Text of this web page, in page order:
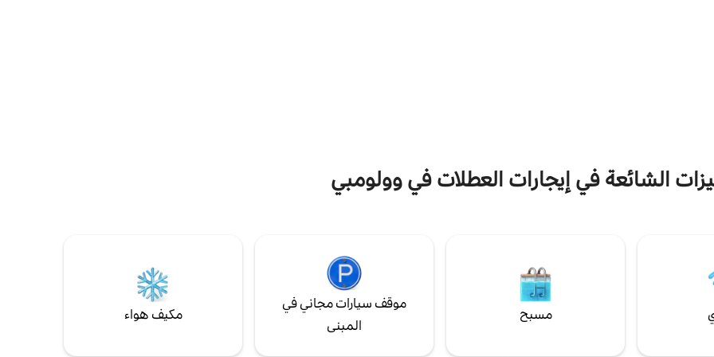
الشائعة في إيجارات العطلات في وولومبي
مسبح
موقف سيارات مجاني في
المبنى
مكيف هواء